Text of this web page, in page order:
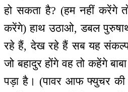
हो सकता है? (हम नहीं करेंगे
करेंगे) हाथ उठाओ, डबल
रहे हैं, देख रहे हैं सब यह
जो बहादुर होंगे वह तो कहेंगे
पड़ा है। (पावर आफ फ्युचर की